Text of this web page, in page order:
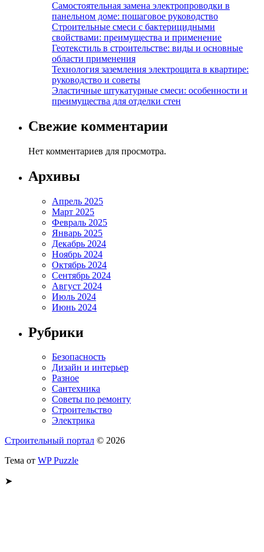
Самостоятельная замена электропроводки в
панельном доме: пошаговое руководство
Строительные смеси с бактерицидными
свойствами: преимущества и применение
Геотекстиль в строительстве: виды и основные
области применения
Технология заземления электрощита в квартире:
руководство и советы
Эластичные штукатурные смеси: особенности и
преимущества для отделки стен
Свежие комментарии
Нет комментариев для просмотра.
Архивы
Апрель 2025
Март 2025
Февраль 2025
Январь 2025
Декабрь 2024
Ноябрь 2024
Октябрь 2024
Сентябрь 2024
Август 2024
Июль 2024
Июнь 2024
Рубрики
Безопасность
Дизайн и интерьер
Разное
Сантехника
Советы по ремонту
Строительство
Электрика
Строительный портал © 2026
Тема от WP Puzzle
➤